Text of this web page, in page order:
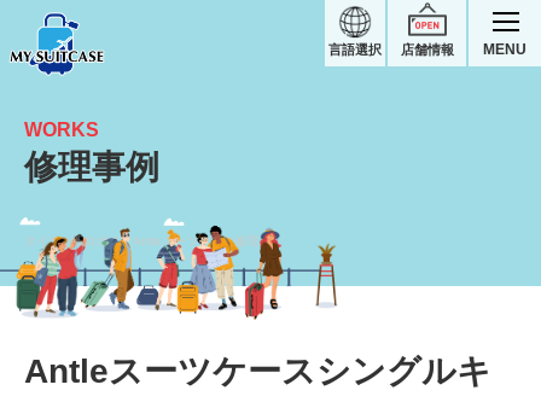
店舗情報
言語選択 MENU
タイヤがボロボロ｜Antleスーツケース修理実績
WORKS
修理事例
Antleスーツケースシングルキ